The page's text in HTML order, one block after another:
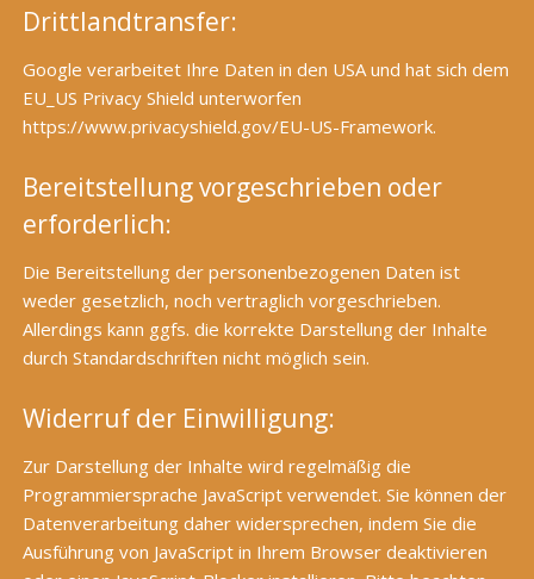
Drittlandtransfer:
Google verarbeitet Ihre Daten in den USA und hat sich dem
EU_US Privacy Shield unterworfen
https://www.privacyshield.gov/EU-US-Framework.
Bereitstellung vorgeschrieben oder
erforderlich:
Die Bereitstellung der personenbezogenen Daten ist
weder gesetzlich, noch vertraglich vorgeschrieben.
Allerdings kann ggfs. die korrekte Darstellung der Inhalte
durch Standardschriften nicht möglich sein.
Widerruf der Einwilligung:
Zur Darstellung der Inhalte wird regelmäßig die
Programmiersprache JavaScript verwendet. Sie können der
Datenverarbeitung daher widersprechen, indem Sie die
Ausführung von JavaScript in Ihrem Browser deaktivieren